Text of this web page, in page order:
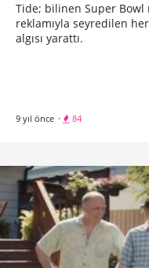
Tide; bilinen Super Bowl
reklamıyla seyredilen
algısı yarattı.
9 yıl önce · 84